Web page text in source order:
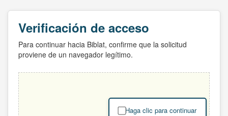
Verificación de acceso
Para continuar hacia Biblat, confirme que la solicitud
proviene de un navegador legítimo.
Haga clic para continuar